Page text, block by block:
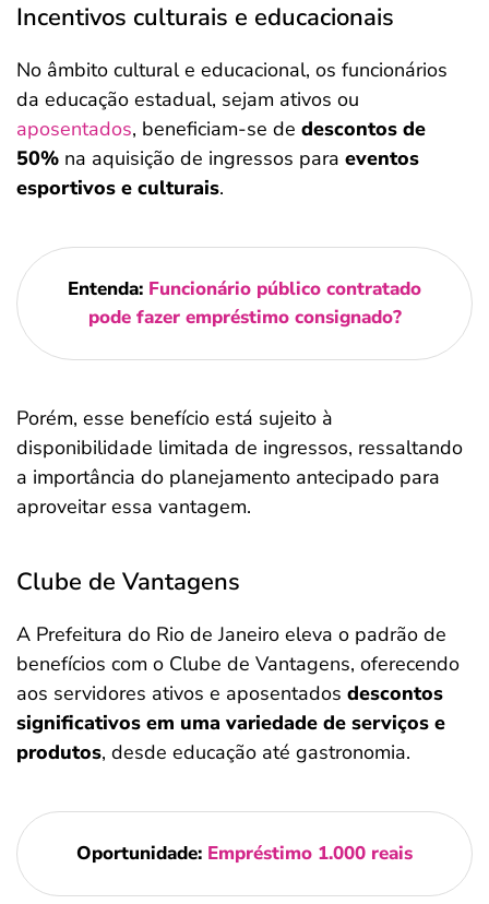
Incentivos culturais e educacionais
No âmbito cultural e educacional, os funcionários
da educação estadual, sejam ativos ou
aposentados, beneficiam-se de descontos de
50% na aquisição de ingressos para eventos
esportivos e culturais.
Entenda: Funcionário público contratado
pode fazer empréstimo consignado?
Porém, esse benefício está sujeito à
disponibilidade limitada de ingressos, ressaltando
a importância do planejamento antecipado para
aproveitar essa vantagem.
Clube de Vantagens
A Prefeitura do Rio de Janeiro eleva o padrão de
benefícios com o Clube de Vantagens, oferecendo
aos servidores ativos e aposentados descontos
significativos em uma variedade de serviços e
produtos, desde educação até gastronomia.
Oportunidade: Empréstimo 1.000 reais